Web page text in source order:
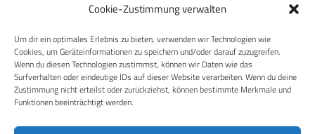
Cookie-Zustimmung verwalten
Um dir ein optimales Erlebnis zu bieten, verwenden wir Technologien wie
Cookies, um Geräteinformationen zu speichern und/oder darauf zuzugreifen.
Wenn du diesen Technologien zustimmst, können wir Daten wie das
Surfverhalten oder eindeutige IDs auf dieser Website verarbeiten. Wenn du deine
Zustimmung nicht erteilst oder zurückziehst, können bestimmte Merkmale und
Funktionen beeinträchtigt werden.
RECHTLICHES
Datenschutzerklärung
Cookie-Richtlinie (EU)